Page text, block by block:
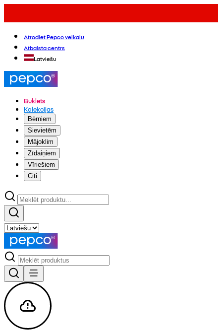
Atrodiet Pepco veikalu
Atbalsta centrs
Latviešu
Buklets
Kolekcijas
Bērniem
Sievietēm
Mājoklim
Zīdaiņiem
Vīriešiem
Citi